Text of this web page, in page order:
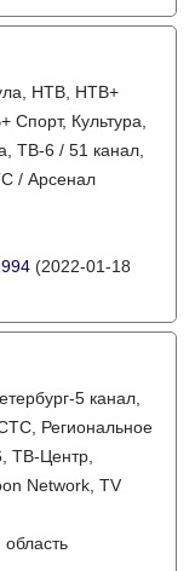
НТВ, НТВ+
Культура,
ТВ-6 / 51 канал,
/ Арсенал
(2022-01-18
5 канал,
Региональное
ТВ-Центр,
Network, TV
область